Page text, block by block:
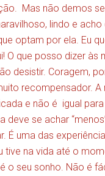
Mas não demos
lindo e acho
optam por ela. Eu
O que posso dizer às
desistir. Coragem,
recompensador. A
e não é igual
deve se achar
É uma das
tive na vida até o
o seu sonho. Não é